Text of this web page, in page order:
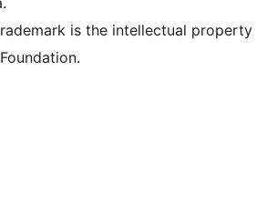
is the intellectual property